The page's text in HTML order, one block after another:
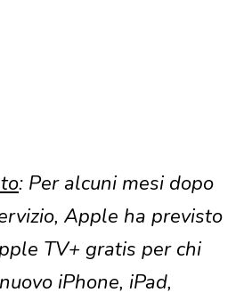
: Per alcuni mesi dopo
Apple ha previsto
TV+ gratis per chi
iPhone, iPad,